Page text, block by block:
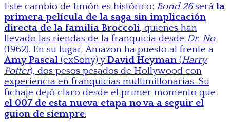
Este cambio de timón es histórico: Bond 26será la
primera película de la saga sin implicación
directa de la familia Broccoli, quienes han
llevado las riendas de la franquicia desde Dr. No
(1962). En su lugar, Amazon ha puesto al frente a
Amy Pascal (exSony) yDavid Heyman (Harry
Potter), dos pesos pesados de Hollywood con
experiencia en franquicias multimillonarias. Su
fichaje dejó claro desde el primer momento que
el 007 de esta nueva etapa no va a seguir el
guion de siempre.